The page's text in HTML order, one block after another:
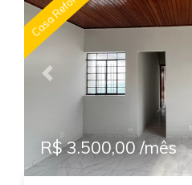
Previous
R$ 3.500,00 /mês